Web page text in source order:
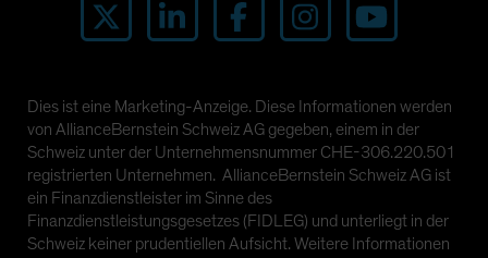
Dies ist eine Marketing-Anzeige. Diese Informationen werden
von AllianceBernstein Schweiz AG gegeben, einem in der
Schweiz unter der Unternehmensnummer CHE-306.220.501
registrierten Unternehmen. AllianceBernstein Schweiz AG ist
ein Finanzdienstleister im Sinne des
Finanzdienstleistungsgesetzes (FIDLEG) und unterliegt in der
Schweiz keiner prudentiellen Aufsicht. Weitere Informationen